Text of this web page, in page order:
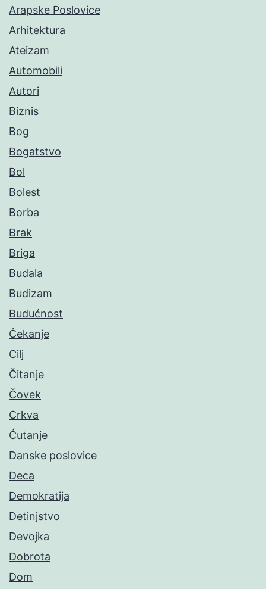
Arapske Poslovice
Arhitektura
Ateizam
Automobili
Autori
Biznis
Bog
Bogatstvo
Bol
Bolest
Borba
Brak
Briga
Budala
Budizam
Budućnost
Čekanje
Cilj
Čitanje
Čovek
Crkva
Ćutanje
Danske poslovice
Deca
Demokratija
Detinjstvo
Devojka
Dobrota
Dom